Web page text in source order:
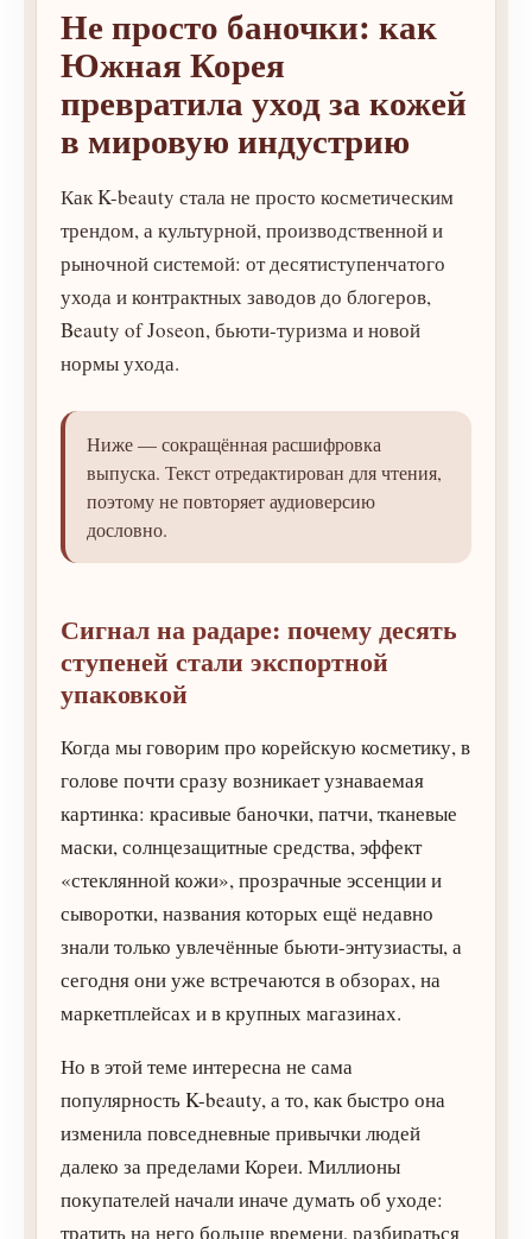
Не просто баночки: как
Южная Корея
превратила уход за кожей
в мировую индустрию
Как K-beauty стала не просто косметическим
трендом, а культурной, производственной и
рыночной системой: от десятиступенчатого
ухода и контрактных заводов до блогеров,
Beauty of Joseon, бьюти-туризма и новой
нормы ухода.
Ниже — сокращённая расшифровка
выпуска. Текст отредактирован для чтения,
поэтому не повторяет аудиоверсию
дословно.
Сигнал на радаре: почему десять
ступеней стали экспортной
упаковкой
Когда мы говорим про корейскую косметику, в
голове почти сразу возникает узнаваемая
картинка: красивые баночки, патчи, тканевые
маски, солнцезащитные средства, эффект
«стеклянной кожи», прозрачные эссенции и
сыворотки, названия которых ещё недавно
знали только увлечённые бьюти-энтузиасты, а
сегодня они уже встречаются в обзорах, на
маркетплейсах и в крупных магазинах.
Но в этой теме интересна не сама
популярность K-beauty, а то, как быстро она
изменила повседневные привычки людей
далеко за пределами Кореи. Миллионы
покупателей начали иначе думать об уходе:
тратить на него больше времени, разбираться